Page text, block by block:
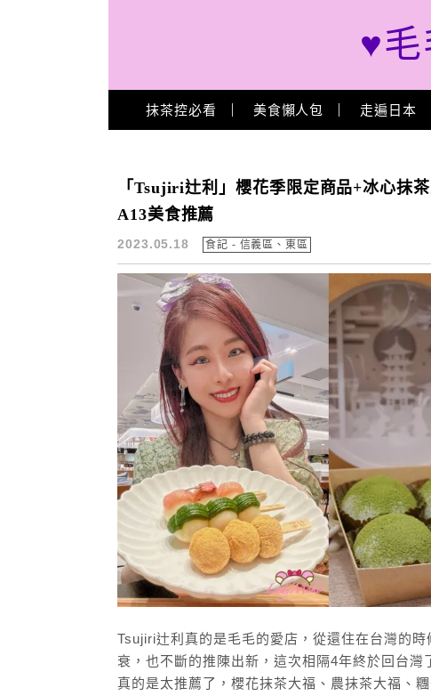
♥
Main Menu
抹茶控必看 美食懶人包 走遍日本
象山站美食
「Tsujiri辻利」櫻花季限定商品+冰心抹
A13美食推薦
2023.05.18 食記 - 信義區、東區
Tsujiri辻利真的是毛毛的愛店，從還住在台灣的
衰，也不斷的推陳出新，這次相隔4年終於回台
真的是太推薦了，櫻花抹茶大福、農抹茶大福、